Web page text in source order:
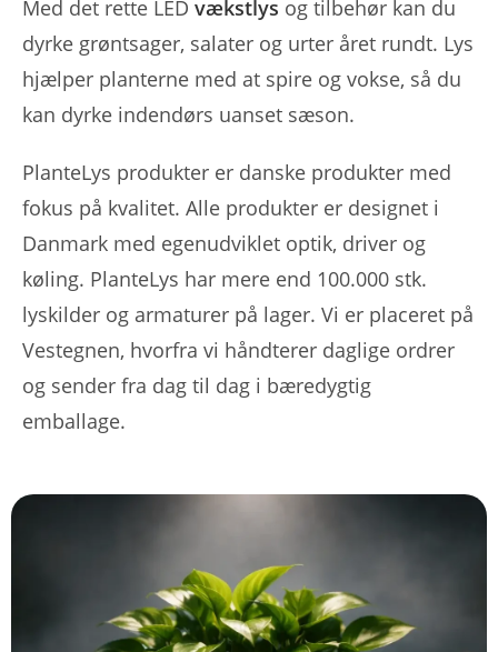
Med det rette LED vækstlys og tilbehør kan du
dyrke grøntsager, salater og urter året rundt. Lys
hjælper planterne med at spire og vokse, så du
kan dyrke indendørs uanset sæson.
PlanteLys produkter er danske produkter med
fokus på kvalitet. Alle produkter er designet i
Danmark med egenudviklet optik, driver og
køling. PlanteLys har mere end 100.000 stk.
lyskilder og armaturer på lager. Vi er placeret på
Vestegnen, hvorfra vi håndterer daglige ordrer
og sender fra dag til dag i bæredygtig
emballage.